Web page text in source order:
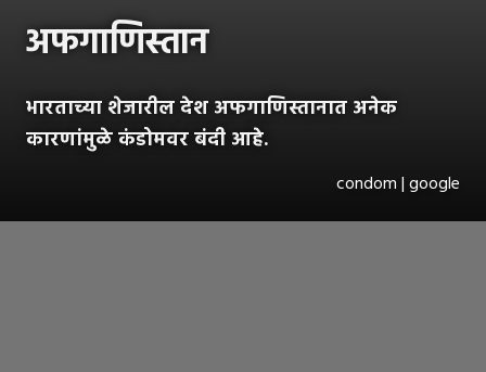
अफगाणिस्तान
भारताच्या शेजारील देश अफगाणिस्तानात अनेक
कारणांमुळे कंडोमवर बंदी आहे.
condom | google